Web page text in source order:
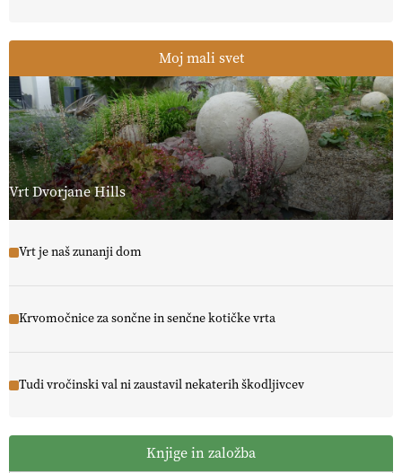
Moj mali svet
Vrt Dvorjane Hills
Vrt je naš zunanji dom
Krvomočnice za sončne in senčne kotičke vrta
Tudi vročinski val ni zaustavil nekaterih škodljivcev
Knjige in založba